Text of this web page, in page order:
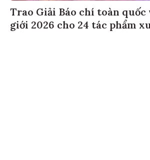
Trao Giải Báo chí toàn quốc
giới 2026 cho 24 tác phẩm